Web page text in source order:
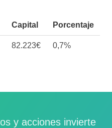
Capital Porcentaje
82.223€ 0,7%
y acciones invierte